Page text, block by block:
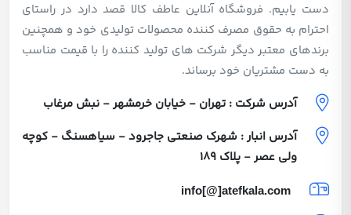
دست یابیم. فروشگاه آنلاین عاطف کالا قصد دارد در راستای
احترام به حقوق مصرف کننده محصولات تولیدی خود و همچنین
برندهای معتبر دیگر شرکت های تولید کننده را با قیمت مناسب
به دست مشتریان خود برساند.
آدرس شرکت : تهران - خیابان خرمشهر - نبش مرغاب
آدرس انبار : شهرک صنعتی جاجرود - سیاهسنگ - کوچه
ولی عصر - پلاک 189
info[@]atefkala.com